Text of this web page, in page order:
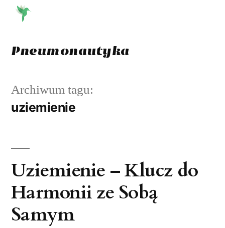
Przejdź
treściPneumonautyka
Archiwum tagu:
uziemienie
Uziemienie – Klucz do
Harmonii ze Sobą
Samym